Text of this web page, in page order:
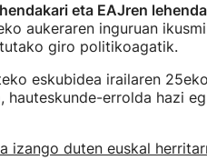
eta EAJren
aukeraren inguruan
giro politikoagatik.
eskubidea irailaren
errolda hazi
izango duten euskal